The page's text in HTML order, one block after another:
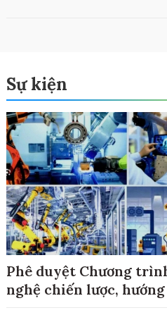
Sự kiện
Phê duyệt Chương
nghệ chiến lược,